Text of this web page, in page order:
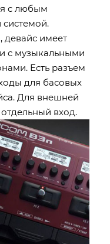
с любым
девайс имеет
с музыкальными
Есть разъем
для басовых
Для внешней
вход.